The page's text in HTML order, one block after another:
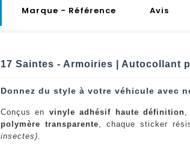
Marque - Référence Avis
17 Saintes - Armoiries | Autocollant
Donnez du style à votre véhicule avec
Conçus en vinyle adhésif haute définition
polymère transparente , chaque sticker
insectes)